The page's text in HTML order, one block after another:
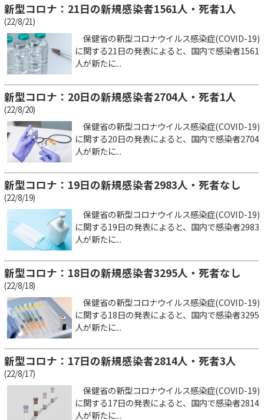
新型コロナ：21日の新規感染者1561人・死者1人
(22/8/21)
保健省の新型コロナウイルス感染症(COVID-19)
に関する21日の発表によると、国内で感染者1561
人が新たに...
新型コロナ：20日の新規感染者2704人・死者1人
(22/8/20)
保健省の新型コロナウイルス感染症(COVID-19)
に関する20日の発表によると、国内で感染者2704
人が新たに...
新型コロナ：19日の新規感染者2983人・死者なし
(22/8/19)
保健省の新型コロナウイルス感染症(COVID-19)
に関する19日の発表によると、国内で感染者2983
人が新たに...
新型コロナ：18日の新規感染者3295人・死者なし
(22/8/18)
保健省の新型コロナウイルス感染症(COVID-19)
に関する18日の発表によると、国内で感染者3295
人が新たに...
新型コロナ：17日の新規感染者2814人・死者3人
(22/8/17)
保健省の新型コロナウイルス感染症(COVID-19)
に関する17日の発表によると、国内で感染者2814
人が新たに...